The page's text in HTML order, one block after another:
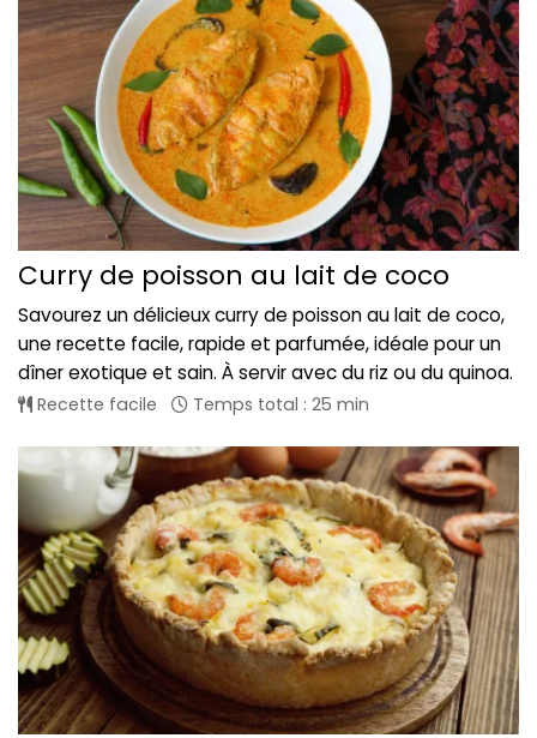
Curry de poisson au lait de coco
Savourez un délicieux curry de poisson au lait de coco,
une recette facile, rapide et parfumée, idéale pour un
dîner exotique et sain. À servir avec du riz ou du quinoa.
Recette facile Temps total : 25 min